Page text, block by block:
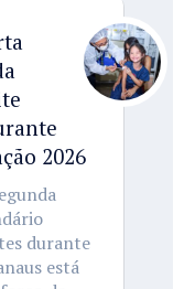
2026
durante
está